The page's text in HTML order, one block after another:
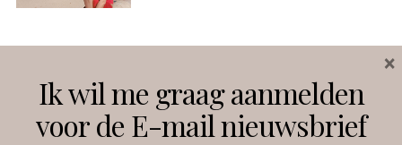
Instagram Facebook
Ik wil me graag aanmelden
voor de E-mail nieuwsbrief
×